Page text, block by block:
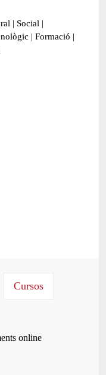
| Social |
| Formació |
online